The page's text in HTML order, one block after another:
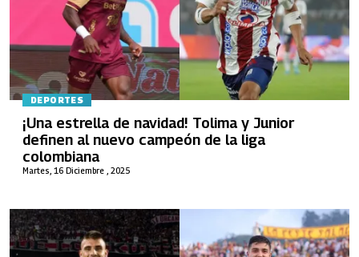
DEPORTES
Martes, 16 Diciembre , 2025
¡Una estrella de navidad! Tolima y Junior
definen al nuevo campeón de la liga
colombiana